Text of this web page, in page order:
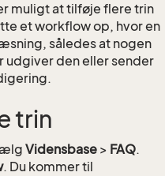
muligt at tilføje flere trin
et workflow op, hvor en
således at nogen
den eller sender
trin
Vidensbase > FAQ.
. Du kommer til